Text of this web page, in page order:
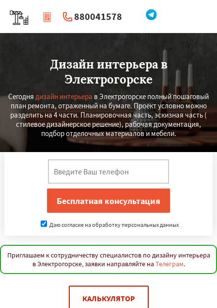
880041578
| Перезвоните мне
Дизайн интерьера в
Электрогорске
Сегодня дизайн интерьера в Электрогорске полный пошаговый
план ремонта, отраженный на бумаге. Проект условно можно
разделить на 4 части. Планировочная часть, эскизная часть (
стилевое дизайнерское решение), рабочая документация,
подбор отделочных материалов и мебели.
Даю согласие на обработку персональных данных
Приглашаем к сотрудничеству специалистов по дизайну интерьера
в Электрогорске, заявки направляйте на Телеграм.
КАЛЬКУЛЯТОР